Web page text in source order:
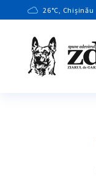
26°C, Chișinău